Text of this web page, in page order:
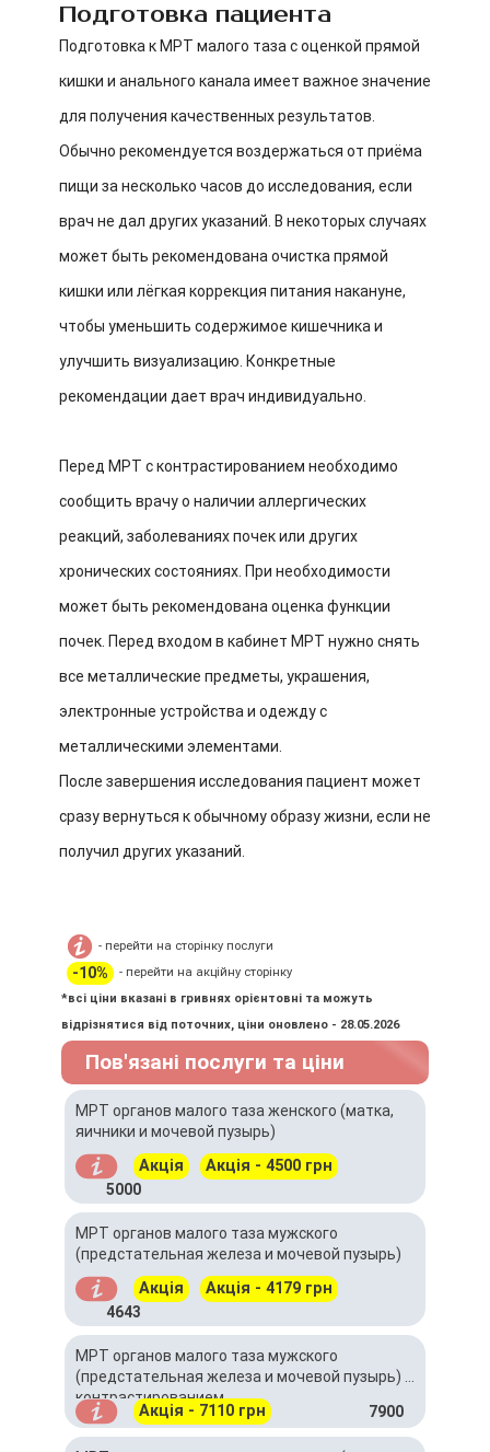
Подготовка пациента
Подготовка к МРТ малого таза с оценкой прямой
кишки и анального канала имеет важное значение
для получения качественных результатов.
Обычно рекомендуется воздержаться от приёма
пищи за несколько часов до исследования, если
врач не дал других указаний. В некоторых случаях
может быть рекомендована очистка прямой
кишки или лёгкая коррекция питания накануне,
чтобы уменьшить содержимое кишечника и
улучшить визуализацию. Конкретные
рекомендации дает врач индивидуально.
Перед МРТ с контрастированием необходимо
сообщить врачу о наличии аллергических
реакций, заболеваниях почек или других
хронических состояниях. При необходимости
может быть рекомендована оценка функции
почек. Перед входом в кабинет МРТ нужно снять
все металлические предметы, украшения,
электронные устройства и одежду с
металлическими элементами.
После завершения исследования пациент может
сразу вернуться к обычному образу жизни, если не
получил других указаний.
- перейти на сторінку послуги
-10%
- перейти на акційну сторінку
*всі ціни вказані в гривнях орієнтовні та можуть
відрізнятися від поточних, ціни оновлено - 28.05.2026
Пов'язані послуги та ціни
МРТ органов малого таза женского (матка,
яичники и мочевой пузырь)
Акція Акція - 4500 грн
5000
МРТ органов малого таза мужского
(предстательная железа и мочевой пузырь)
Акція Акція - 4179 грн
4643
МРТ органов малого таза мужского
(предстательная железа и мочевой пузырь) с
контрастированием
Акція - 7110 грн 7900